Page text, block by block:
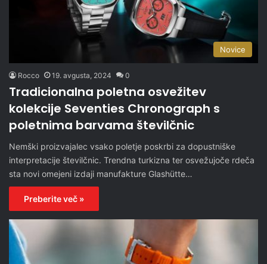
Novice
Rocco 19. avgusta, 2024 0
Tradicionalna poletna osvežitev
kolekcije Seventies Chronograph s
poletnima barvama številčnic
Nemški proizvajalec vsako poletje poskrbi za dopustniške
interpretacije številčnic. Trendna turkizna ter osvežujoče rdeča
sta novi omejeni izdaji manufakture Glashütte…
Preberite več »